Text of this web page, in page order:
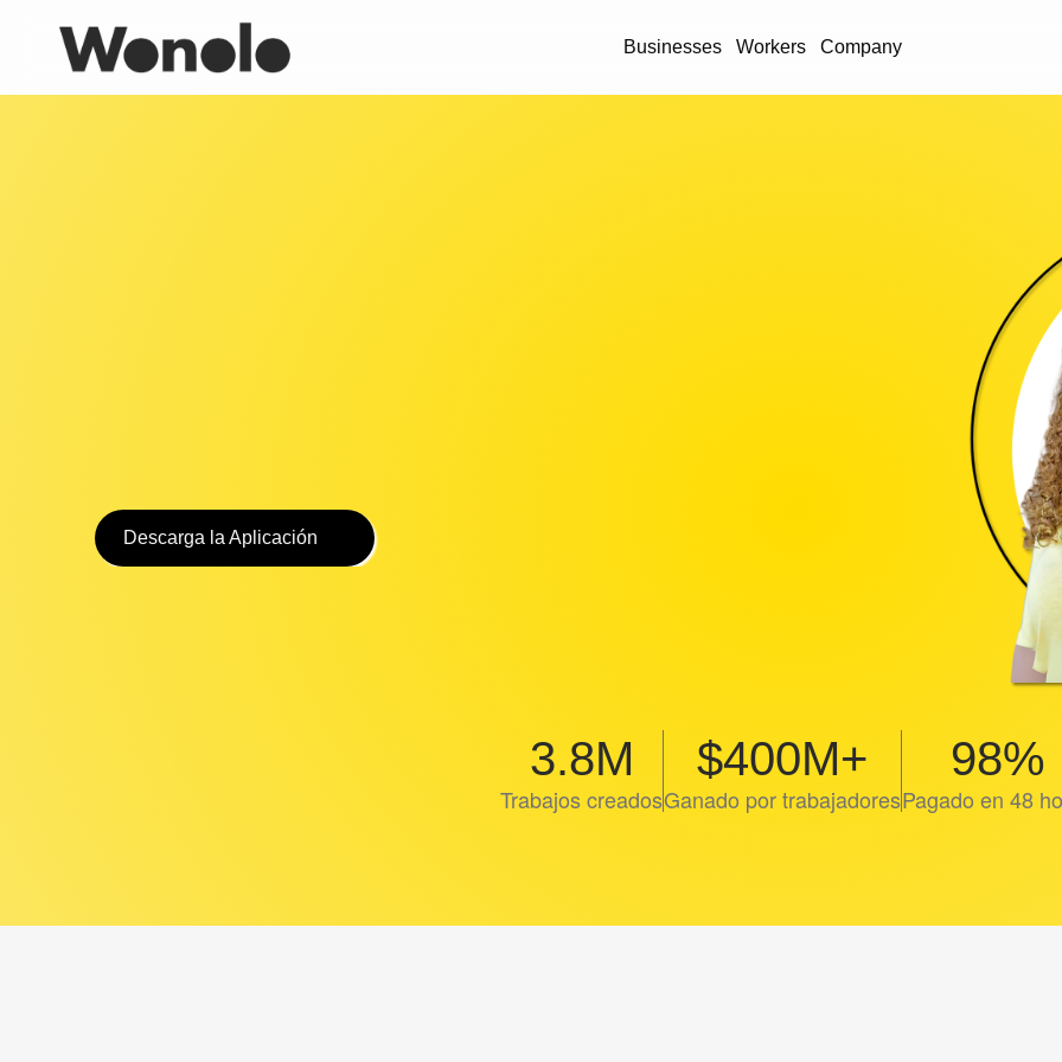
Businesses Workers Company
Descarga la Aplicación
3.8M
Trabajos creados
$400M+
Ganado por trabajadores
98%
Pagado en 48